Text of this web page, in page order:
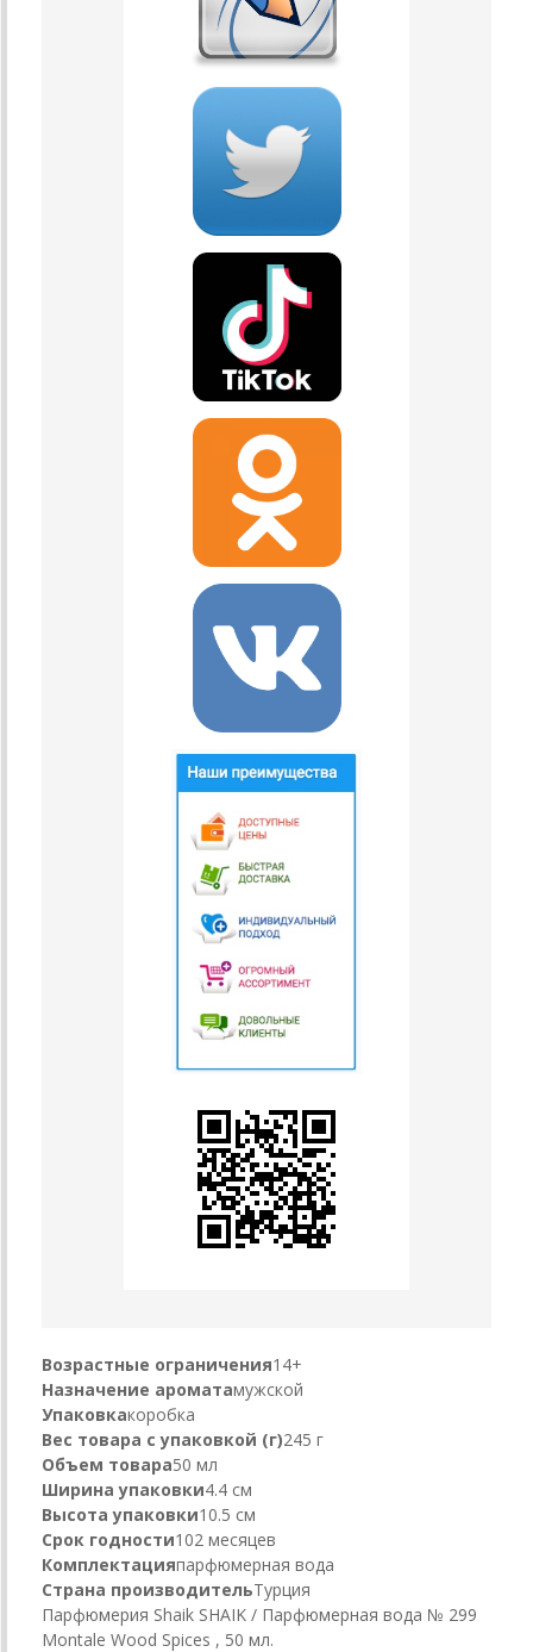
Возрастные ограничения14+
Назначение ароматамужской
Упаковкакоробка
Вес товара с упаковкой (г)245 г
Объем товара50 мл
Ширина упаковки4.4 см
Высота упаковки10.5 см
Срок годности102 месяцев
Комплектацияпарфюмерная вода
Страна производительТурция
Парфюмерия Shaik SHAIK / Парфюмерная вода № 299
Montale Wood Spices , 50 мл.